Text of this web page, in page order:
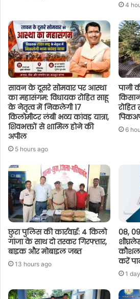
4
सावन के दूसरे सोमवार पर आस्था
का महासंगम: विधायक रोहित साहू
के नेतृत्व में निकलेगी 17
किलोमीटर लंबी भव्य कांवड़ यात्रा,
शिवभक्तों से शामिल होने की
अपील
5 hours ago
पानी
6
छुरा पुलिस की कार्रवाई: 4 किलो
गांजा के साथ दो तस्कर गिरफ्तार,
बाइक और मोबाइल जब्त
13 hours ago
08,
कौशल
करें
1